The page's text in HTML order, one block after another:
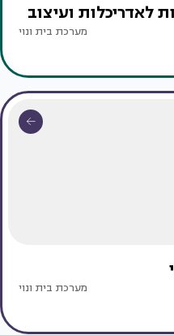
לאדריכלות ועיצוב
מערכת בית ונוי
מערכת בית ונוי